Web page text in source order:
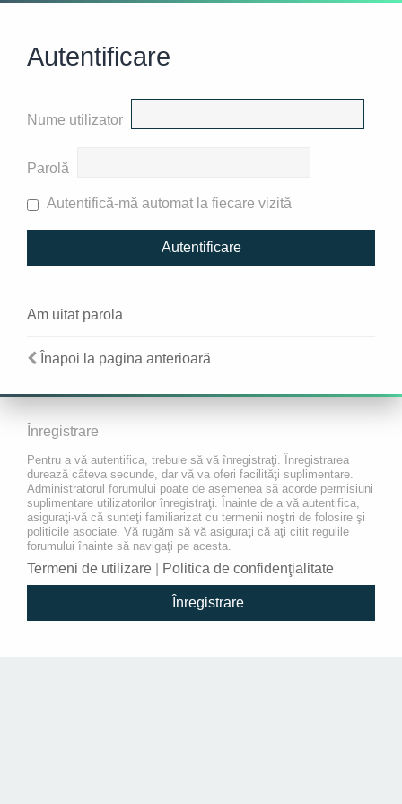
Autentificare
Nume utilizator
Parolă
Autentifică-mă automat la fiecare vizită
Am uitat parola
Înapoi la pagina anterioară
Înregistrare
Pentru a vă autentifica, trebuie să vă înregistraţi. Înregistrarea
durează câteva secunde, dar vă va oferi facilităţi suplimentare.
Administratorul forumului poate de asemenea să acorde permisiuni
suplimentare utilizatorilor înregistraţi. Înainte de a vă autentifica,
asiguraţi-vă că sunteţi familiarizat cu termenii noştri de folosire şi
politicile asociate. Vă rugăm să vă asiguraţi că aţi citit regulile
forumului înainte să navigaţi pe acesta.
Termeni de utilizare Politica de confidenţialitate
Înregistrare